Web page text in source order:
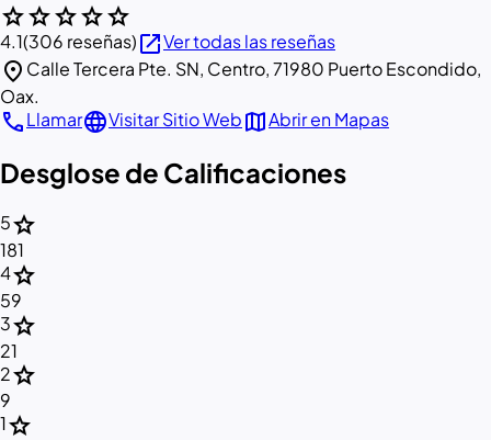
starstarstarstarstar
4.1(306 reseñas)open_in_newVer todas las reseñas
location_on Calle Tercera Pte. SN, Centro, 71980 Puerto Escondido,
Oax.
callLlamarlanguageVisitar Sitio WebmapAbrir en Mapas
Desglose de Calificaciones
5star
181
4star
59
3star
21
2star
9
1star